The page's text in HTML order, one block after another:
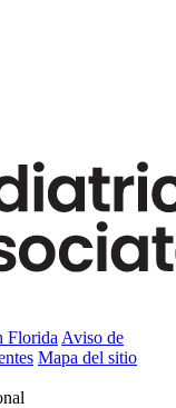
Florida Aviso de
Mapa del sitio